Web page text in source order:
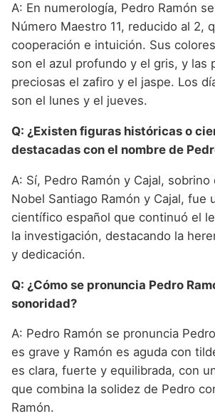
A: En numerología, Pedro Ramón
Número Maestro 11, reducido al 2,
cooperación e intuición. Sus
son el azul profundo y el gris, y las
preciosas el zafiro y el jaspe. Los
son el lunes y el jueves.
Q: ¿Existen figuras históricas o
destacadas con el nombre de
A: Sí, Pedro Ramón y Cajal, sobrino
Nobel Santiago Ramón y Cajal, fue
científico español que continuó el
la investigación, destacando la
y dedicación.
Q: ¿Cómo se pronuncia Pedro
sonoridad?
A: Pedro Ramón se pronuncia
es grave y Ramón es aguda con
es clara, fuerte y equilibrada, con
que combina la solidez de Pedro
Ramón.